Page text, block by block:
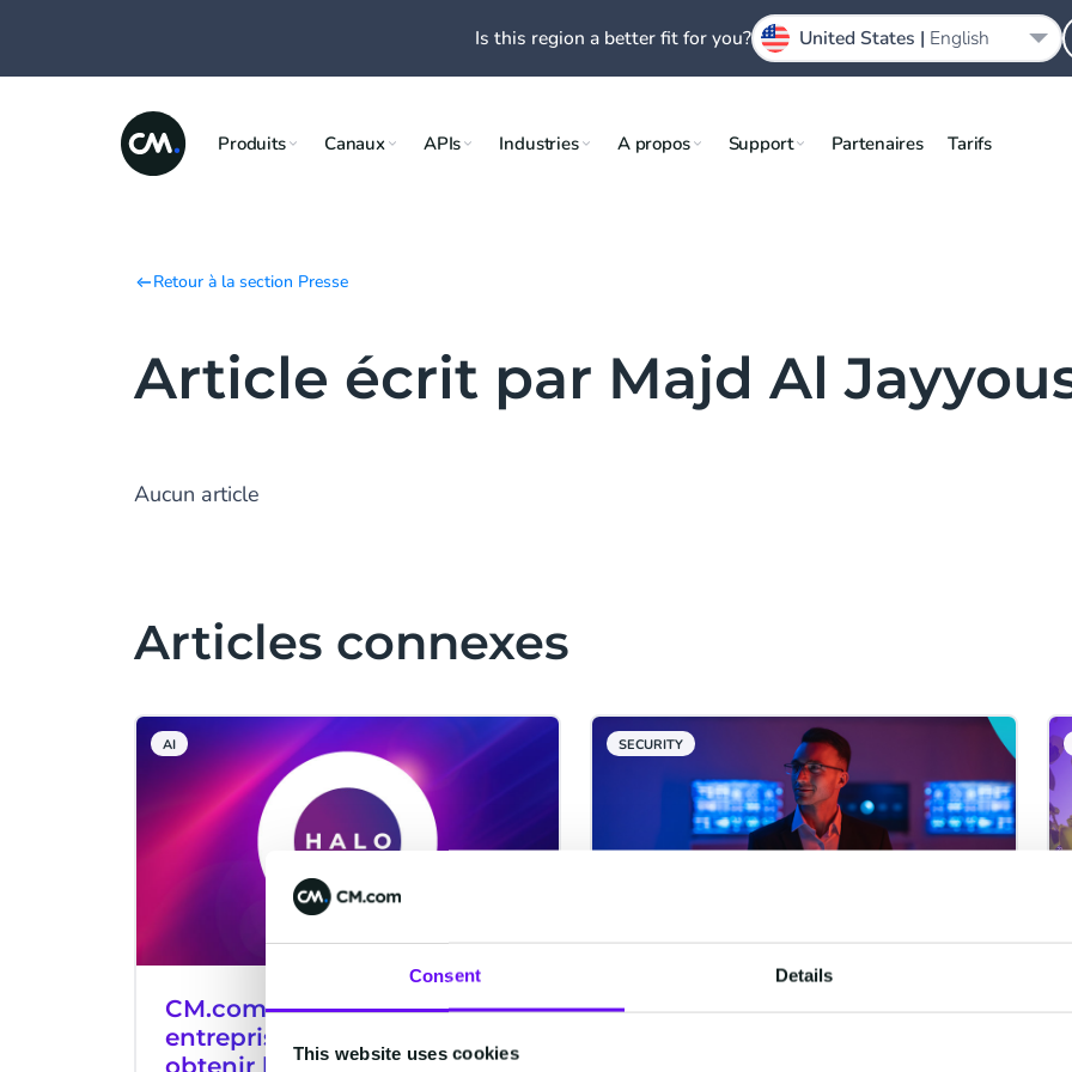
Consent Details
This website uses cookies
Produits Canaux APIs Industries A propos Support Partenaires Tarifs
Retour à la section Presse
Article écrit par Majd Al
Aucun article
Articles connexes
AI
CM.com parmi les premières
entreprises technologiques à
obtenir la certification ISO
SECURITY
Découvrez Safeguard Plus :
Is this region a better fit for you? United States | English